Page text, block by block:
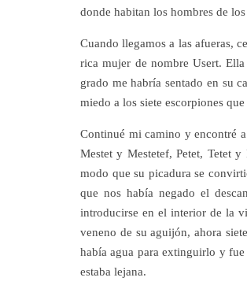
donde habitan los hombres de
Cuando llegamos a las afueras,
rica mujer de nombre Usert.
grado me habría sentado en su
miedo a los siete escorpiones
Continué mi camino y encontré
Mestet y Mestetef, Petet, Tetet
modo que su picadura se
que nos había negado el
introducirse en el interior de la
veneno de su aguijón, ahora
había agua para extinguirlo y
estaba lejana.